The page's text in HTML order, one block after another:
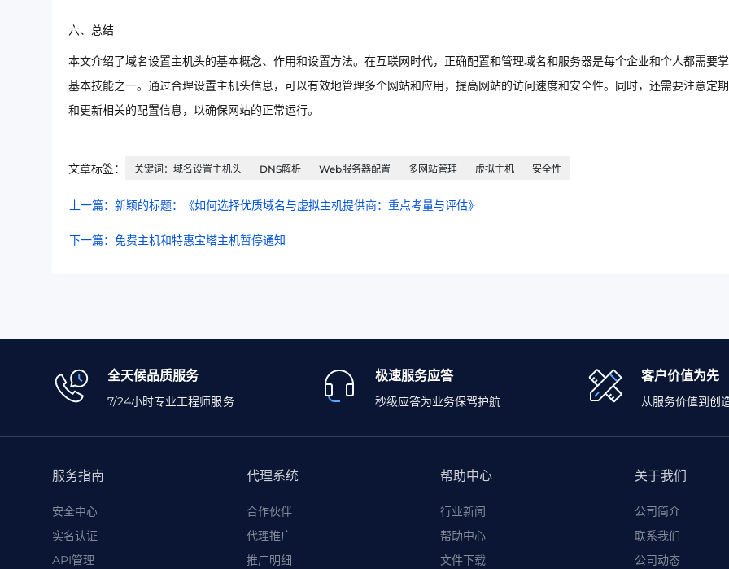
六、总结
本文介绍了域名设置主机头的基本概念、作用和设置方法。在互联网时代，正确配置和管理域名和服务器是每个企业和个人都需要
基本技能之一。通过合理设置主机头信息，可以有效地管理多个网站和应用，提高网站的访问速度和安全性。同时，还需要注意定
和更新相关的配置信息，以确保网站的正常运行。
文章标签： 关键词：域名设置主机头 DNS解析 Web服务器配置 多网站管理 虚拟主机 安全性
上一篇：新颖的标题：《如何选择优质域名与虚拟主机提供商：重点考量与评估》
下一篇：免费主机和特惠宝塔主机暂停通知
全天候品质服务
7/24小时专业工程师服务
极速服务应答
秒级应答为业务保驾护航
客户价值为先
从服务价值到创
服务指南
安全中心
实名认证
API管理
代理系统
合作伙伴
代理推广
推广明细
帮助中心
行业新闻
帮助中心
文件下载
关于我们
公司简介
联系我们
公司动态